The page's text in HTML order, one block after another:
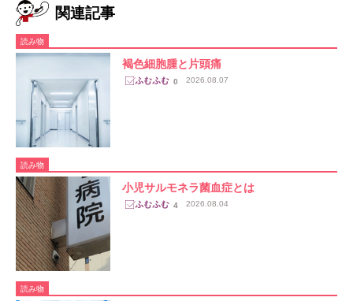
関連記事
読み物
褐色細胞腫と片頭痛
0 2026.08.07
読み物
小児サルモネラ菌血症とは
4 2026.08.04
読み物